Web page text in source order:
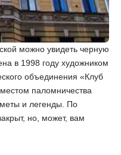
можно увидеть черную
в 1998 году художником
объединения «Клуб
паломничества
и легенды. По
но, может, вам